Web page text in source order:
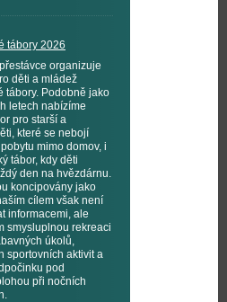
tábory 2026
organizuje
děti a mládež
tábory. Podobně jako
letech nabízíme
pro starší a
které se nebojí
mimo domov, i
tábor, kdy děti
den na hvězdárnu.
koncipovány jako
cílem však není
informacemi, ale
smysluplnou rekreaci
úkolů,
sportovních aktivit a
pod
při nočních